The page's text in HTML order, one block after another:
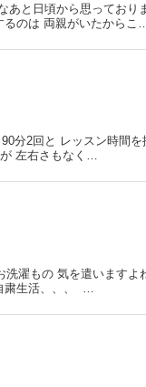
あと日頃から思っており
のは 両親がいたからこ…
分2回と レッスン時間
左右さもなく…
濯もの 気を遣いますよ
粛生活、、、 …